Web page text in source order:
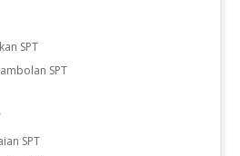
SPT
SPT
SPT